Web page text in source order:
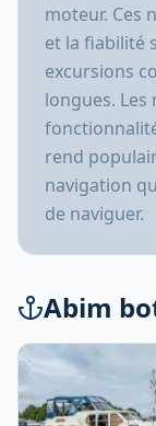
moteur. Ces
et la fiabilité
excursions
longues.
rend
navigation
de naviguer.
Abim